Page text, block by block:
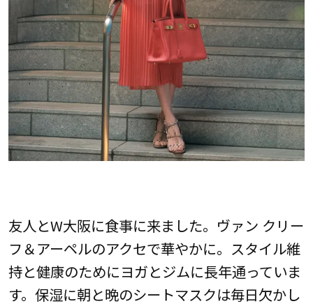
友人とW大阪に食事に来ました。ヴァン クリー
フ＆アーペルのアクセで華やかに。スタイル維
持と健康のためにヨガとジムに長年通っていま
す。保湿に朝と晩のシートマスクは毎日欠かし